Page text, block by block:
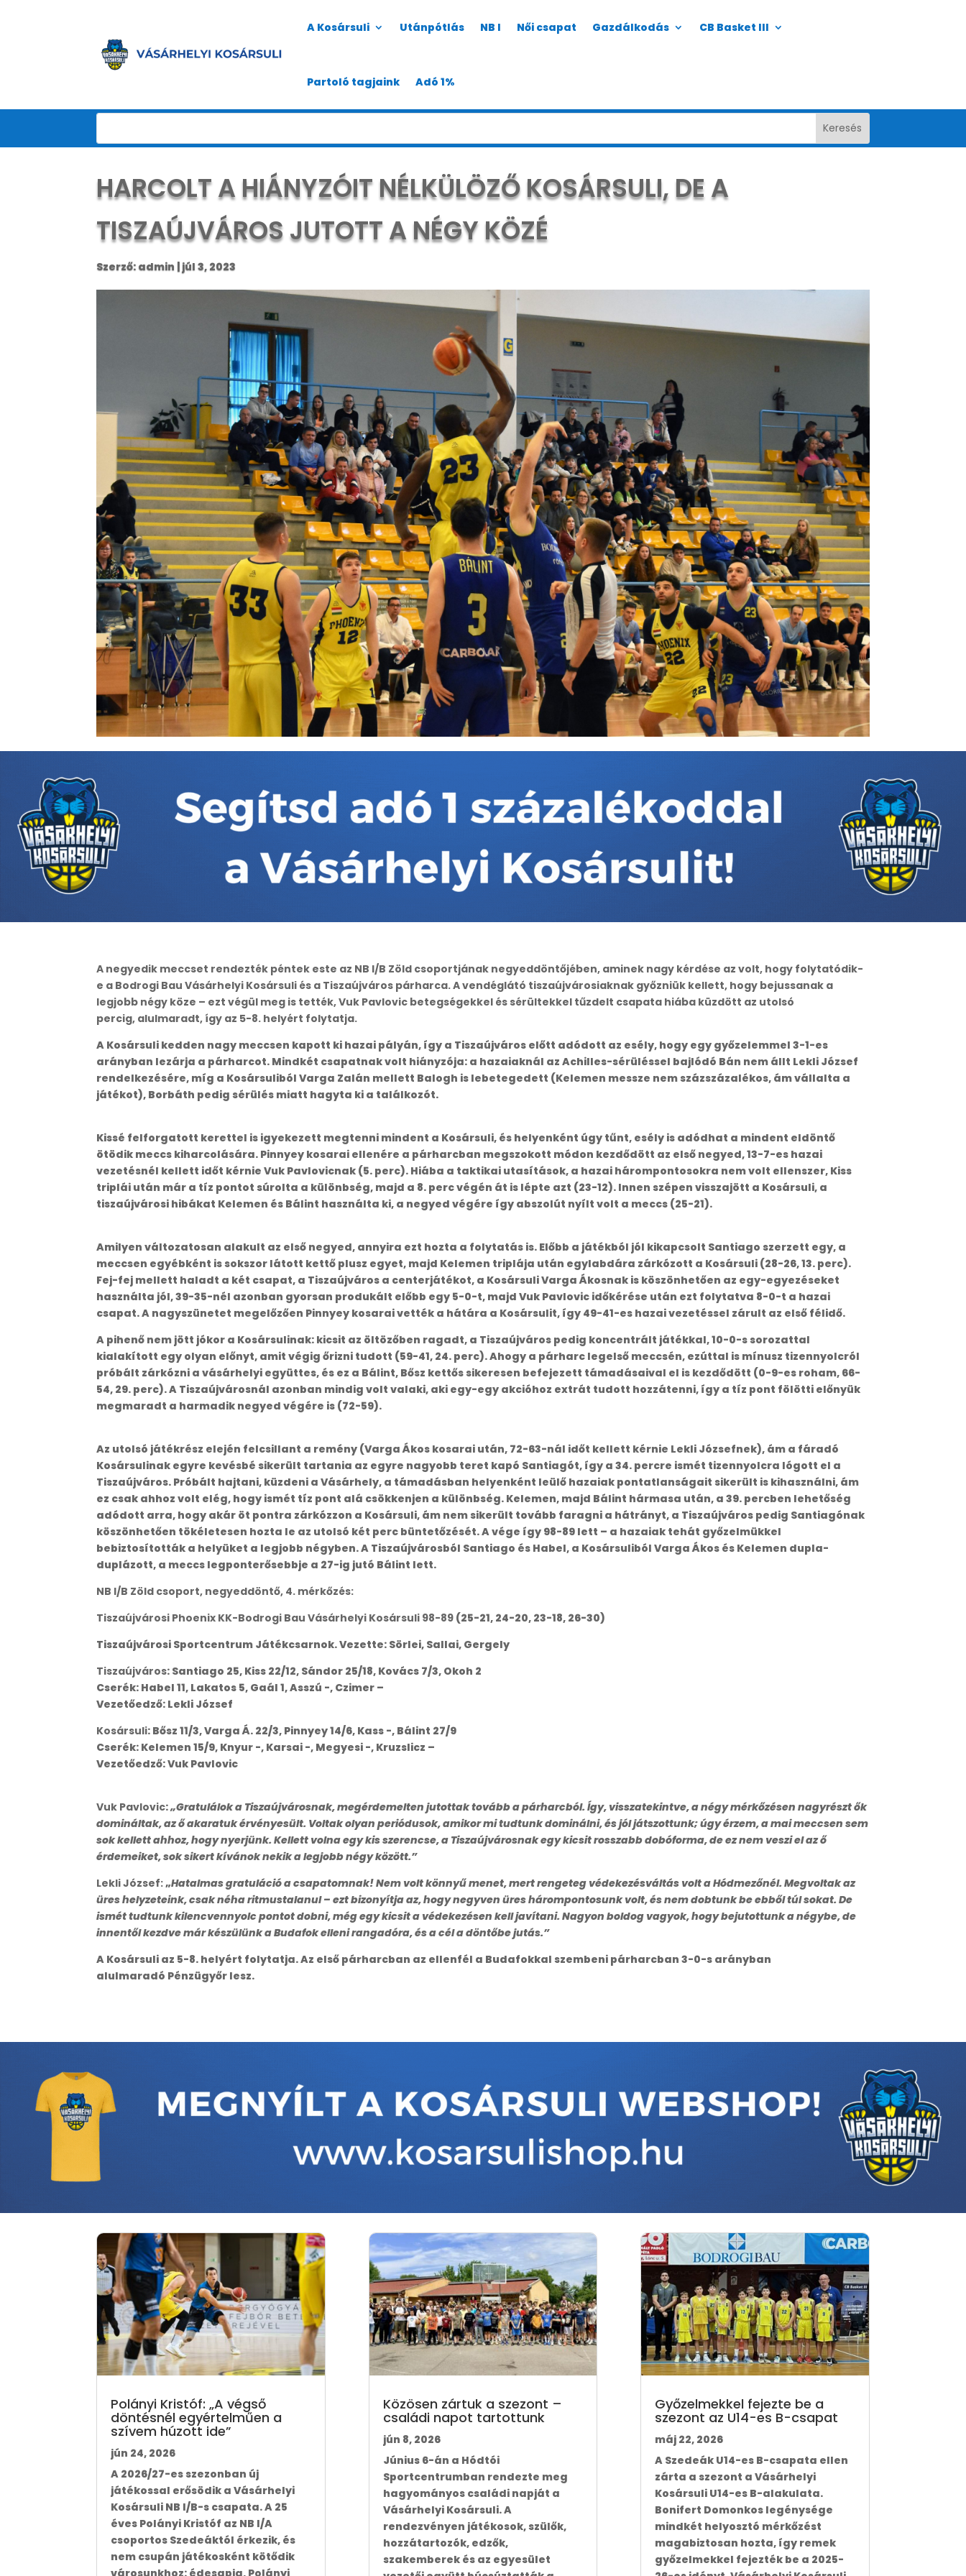
A Kosársuli Utánpótlás NB I Női csapat Gazdálkodás CB Basket III
Partoló tagjaink Adó 1%
HARCOLT A HIÁNYZÓIT NÉLKÜLÖZŐ KOSÁRSULI, DE A
TISZAÚJVÁROS JUTOTT A NÉGY KÖZÉ
Szerző: admin | júl 3, 2023
A negyedik meccset rendezték péntek este az NB I/B Zöld csoportjának negyeddöntőjében, aminek nagy kérdése az volt, hogy folytatódik-
e a Bodrogi Bau Vásárhelyi Kosársuli és a Tiszaújváros párharca. A vendéglátó tiszaújvárosiaknak győzniük kellett, hogy bejussanak a
legjobb négy köze – ezt végül meg is tették, Vuk Pavlovic betegségekkel és sérültekkel tűzdelt csapata hiába küzdött az utolsó
percig, alulmaradt, így az 5-8. helyért folytatja.
A Kosársuli kedden nagy meccsen kapott ki hazai pályán, így a Tiszaújváros előtt adódott az esély, hogy egy győzelemmel 3-1-es
arányban lezárja a párharcot. Mindkét csapatnak volt hiányzója: a hazaiaknál az Achilles-sérüléssel bajlódó Bán nem állt Lekli József
rendelkezésére, míg a Kosársuliból Varga Zalán mellett Balogh is lebetegedett (Kelemen messze nem százszázalékos, ám vállalta a
játékot), Borbáth pedig sérülés miatt hagyta ki a találkozót.
Kissé felforgatott kerettel is igyekezett megtenni mindent a Kosársuli, és helyenként úgy tűnt, esély is adódhat a mindent eldöntő
ötödik meccs kiharcolására. Pinnyey kosarai ellenére a párharcban megszokott módon kezdődött az első negyed, 13-7-es hazai
vezetésnél kellett időt kérnie Vuk Pavlovicnak (5. perc). Hiába a taktikai utasítások, a hazai hárompontosokra nem volt ellenszer, Kiss
triplái után már a tíz pontot súrolta a különbség, majd a 8. perc végén át is lépte azt (23-12). Innen szépen visszajött a Kosársuli, a
tiszaújvárosi hibákat Kelemen és Bálint használta ki, a negyed végére így abszolút nyílt volt a meccs (25-21).
Amilyen változatosan alakult az első negyed, annyira ezt hozta a folytatás is. Előbb a játékból jól kikapcsolt Santiago szerzett egy, a
meccsen egyébként is sokszor látott kettő plusz egyet, majd Kelemen triplája után egylabdára zárkózott a Kosársuli (28-26, 13. perc).
Fej-fej mellett haladt a két csapat, a Tiszaújváros a centerjátékot, a Kosársuli Varga Ákosnak is köszönhetően az egy-egyezéseket
használta jól, 39-35-nél azonban gyorsan produkált előbb egy 5-0-t, majd Vuk Pavlovic időkérése után ezt folytatva 8-0-t a hazai
csapat. A nagyszünetet megelőzően Pinnyey kosarai vették a hátára a Kosársulit, így 49-41-es hazai vezetéssel zárult az első félidő.
A pihenő nem jött jókor a Kosársulinak: kicsit az öltözőben ragadt, a Tiszaújváros pedig koncentrált játékkal, 10-0-s sorozattal
kialakított egy olyan előnyt, amit végig őrizni tudott (59-41, 24. perc). Ahogy a párharc legelső meccsén, ezúttal is mínusz tizennyolcról
próbált zárkózni a vásárhelyi együttes, és ez a Bálint, Bősz kettős sikeresen befejezett támadásaival el is kezdődött (0-9-es roham, 66-
54, 29. perc). A Tiszaújvárosnál azonban mindig volt valaki, aki egy-egy akcióhoz extrát tudott hozzátenni, így a tíz pont fölötti előnyük
megmaradt a harmadik negyed végére is (72-59).
Az utolsó játékrész elején felcsillant a remény (Varga Ákos kosarai után, 72-63-nál időt kellett kérnie Lekli Józsefnek), ám a fáradó
Kosársulinak egyre kevésbé sikerült tartania az egyre nagyobb teret kapó Santiagót, így a 34. percre ismét tizennyolcra lógott el a
Tiszaújváros. Próbált hajtani, küzdeni a Vásárhely, a támadásban helyenként leülő hazaiak pontatlanságait sikerült is kihasználni, ám
ez csak ahhoz volt elég, hogy ismét tíz pont alá csökkenjen a különbség. Kelemen, majd Bálint hármasa után, a 39. percben lehetőség
adódott arra, hogy akár öt pontra zárkózzon a Kosársuli, ám nem sikerült tovább faragni a hátrányt, a Tiszaújváros pedig Santiagónak
köszönhetően tökéletesen hozta le az utolsó két perc büntetőzését. A vége így 98-89 lett – a hazaiak tehát győzelmükkel
bebiztosították a helyüket a legjobb négyben. A Tiszaújvárosból Santiago és Habel, a Kosársuliból Varga Ákos és Kelemen dupla-
duplázott, a meccs legponterősebbje a 27-ig jutó Bálint lett.
NB I/B Zöld csoport, negyeddöntő, 4. mérkőzés:
Tiszaújvárosi Phoenix KK-Bodrogi Bau Vásárhelyi Kosársuli 98-89 (25-21, 24-20, 23-18, 26-30)
Tiszaújvárosi Sportcentrum Játékcsarnok. Vezette: Sörlei, Sallai, Gergely
Tiszaújváros: Santiago 25, Kiss 22/12, Sándor 25/18, Kovács 7/3, Okoh 2
Cserék: Habel 11, Lakatos 5, Gaál 1, Asszú -, Czimer –
Vezetőedző: Lekli József
Kosársuli: Bősz 11/3, Varga Á. 22/3, Pinnyey 14/6, Kass -, Bálint 27/9
Cserék: Kelemen 15/9, Knyur -, Karsai -, Megyesi -, Kruzslicz –
Vezetőedző: Vuk Pavlovic
Vuk Pavlovic:„Gratulálok a Tiszaújvárosnak, megérdemelten jutottak tovább a párharcból. Így, visszatekintve, a négy mérkőzésen nagyrészt ők
domináltak, az ő akaratuk érvényesült. Voltak olyan periódusok, amikor mi tudtunk dominálni, és jól játszottunk; úgy érzem, a mai meccsen sem
sok kellett ahhoz, hogy nyerjünk. Kellett volna egy kis szerencse, a Tiszaújvárosnak egy kicsit rosszabb dobóforma, de ez nem veszi el az ő
érdemeiket, sok sikert kívánok nekik a legjobb négy között.”
Lekli József:„Hatalmas gratuláció a csapatomnak! Nem volt könnyű menet, mert rengeteg védekezésváltás volt a Hódmezőnél. Megvoltak az
üres helyzeteink, csak néha ritmustalanul – ezt bizonyítja az, hogy negyven üres hárompontosunk volt, és nem dobtunk be ebből túl sokat. De
ismét tudtunk kilencvennyolc pontot dobni, még egy kicsit a védekezésen kell javítani. Nagyon boldog vagyok, hogy bejutottunk a négybe, de
innentől kezdve már készülünk a Budafok elleni rangadóra, és a cél a döntőbe jutás.”
A Kosársuli az 5-8. helyért folytatja. Az első párharcban az ellenfél a Budafokkal szembeni párharcban 3-0-s arányban
alulmaradó Pénzügyőr lesz.
Polányi Kristóf: „A végső
döntésnél egyértelműen a
szívem húzott ide”
jún 24, 2026
A 2026/27-es szezonban új
játékossal erősödik a Vásárhelyi
Kosársuli NB I/B-s csapata. A 25
éves Polányi Kristóf az NB I/A
csoportos Szedeáktól érkezik, és
nem csupán játékosként kötődik
Közösen zártuk a szezont –
családi napot tartottunk
jún 8, 2026
Június 6-án a Hódtói
Sportcentrumban rendezte meg
hagyományos családi napját a
Vásárhelyi Kosársuli. A
rendezvényen játékosok, szülők,
hozzátartozók, edzők,
szakemberek és az egyesület
Győzelmekkel fejezte be a
szezont az U14-es B-csapat
máj 22, 2026
A Szedeák U14-es B-csapata ellen
zárta a szezont a Vásárhelyi
Kosársuli U14-es B-alakulata.
Bonifert Domonkos legénysége
mindkét helyosztó mérkőzést
magabiztosan hozta, így remek
győzelmekkel fejezték be a 2025-